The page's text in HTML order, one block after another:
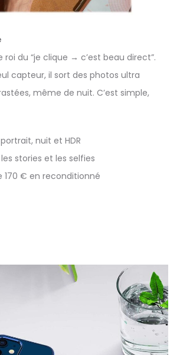
roi du “je clique → c’est beau direct”.
capteur, il sort des photos ultra
même de nuit. C’est simple,
nuit et HDR
stories et les selfies
170 € en reconditionné